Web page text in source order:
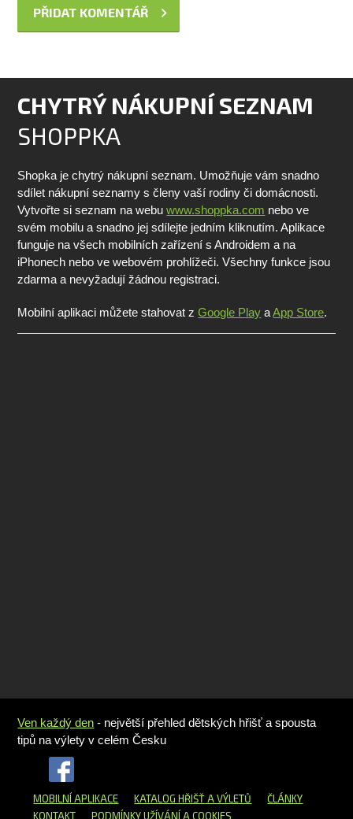
CHYTRÝ NÁKUPNÍ SEZNAM
SHOPPKA
Shopka je chytrý nákupní seznam. Umožňuje vám snadno
sdílet nákupní seznamy s členy vaší rodiny či domácnosti.
Vytvořte si seznam na webuwww.shoppka.com nebo ve
svém mobilu a snadno jej sdílejte jedním kliknutím. Aplikace
funguje na všech mobilních zařízení s Androidem a na
iPhonech nebo ve webovém prohlížeči. Všechny funkce jsou
zdarma a nevyžadují žádnou registraci.
Mobilní aplikaci můžete stahovat zGoogle Play aApp Store.
Ven každý den - největší přehled dětských hřišť a spousta
tipů na výlety v celém Česku
MOBILNÍ APLIKACE KATALOG HŘIŠŤA VÝLETŮ
ČLÁNKY
KONTAKT
PODMÍNKY UŽÍVÁNÍ A COOKIES